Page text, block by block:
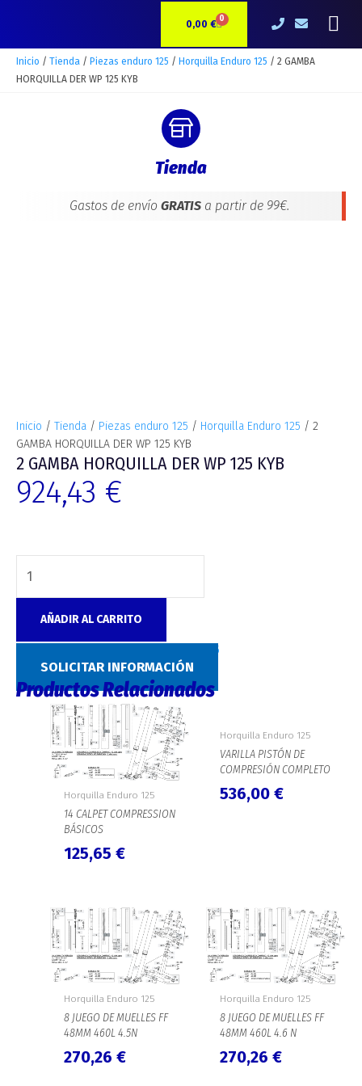
0,00 € 0CARRITO
Inicio / Tienda / Piezas enduro 125 / Horquilla Enduro 125 / 2 GAMBA
HORQUILLA DER WP 125 KYB
Tienda
Gastos de envío GRATISa partir de 99€.
Inicio / Tienda / Piezas enduro 125 / Horquilla Enduro 125 / 2
GAMBA HORQUILLA DER WP 125 KYB
2 GAMBA HORQUILLA DER WP 125 KYB
924,43 €
DER
WP
AÑADIR AL CARRITO
Horquilla Enduro 125
SOLICITAR INFORMACIÓN
Productos Relacionados
Horquilla Enduro 125
14 CALPET COMPRESSION
BÁSICOS
125,65 €
Horquilla Enduro 125
VARILLA PISTÓN DE
COMPRESIÓN COMPLETO
536,00 €
Horquilla Enduro 125
8 JUEGO DE MUELLES FF
48MM 460L 4.5N
270,26 €
Horquilla Enduro 125
8 JUEGO DE MUELLES FF
48MM 460L 4.6 N
270,26 €